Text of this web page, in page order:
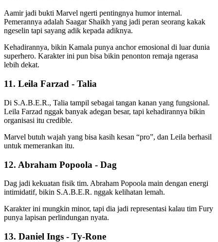
Aamir jadi bukti Marvel ngerti pentingnya humor internal.
Pemerannya adalah Saagar Shaikh yang jadi peran seorang kakak
ngeselin tapi sayang adik kepada adiknya.
Kehadirannya, bikin Kamala punya anchor emosional di luar dunia
superhero. Karakter ini pun bisa bikin penonton remaja ngerasa
lebih dekat.
11. Leila Farzad - Talia
Di S.A.B.E.R., Talia tampil sebagai tangan kanan yang fungsional.
Leila Farzad nggak banyak adegan besar, tapi kehadirannya bikin
organisasi itu credible.
Marvel butuh wajah yang bisa kasih kesan “pro”, dan Leila berhasil
untuk memerankan itu.
12. Abraham Popoola - Dag
Dag jadi kekuatan fisik tim. Abraham Popoola main dengan energi
intimidatif, bikin S.A.B.E.R. nggak kelihatan lemah.
Karakter ini mungkin minor, tapi dia jadi representasi kalau tim Fury
punya lapisan perlindungan nyata.
13. Daniel Ings - Ty-Rone